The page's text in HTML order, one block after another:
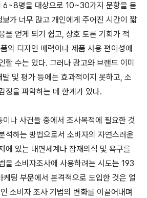
6~8명을 대상으로 10~30가지 문항을 묻
가 너무 많고 개인에게 주어진 시간이 짧
을 얻게 되기 쉽고, 상호 토론 기회가 적
의 디자인 매력이나 제품 사용 편이성에
할 수는 있다. 그러나 광고와 브랜드 이미
및 평가 등에는 효과적이지 못하고, 소
정을 파악하는 데 한계가 있다.
나 사건들 중에서 조사목적에 필요한 것
석하는 방법으로서 소비자의 자연스러운
에 있는 내면세계나 잠재의식 및 욕구를
을 소비자조사에 사용하려는 시도는 193
팅 부문에서 본격적으로 도입한 것은 얼
소비자 조사 기법의 변화를 이끌어내며